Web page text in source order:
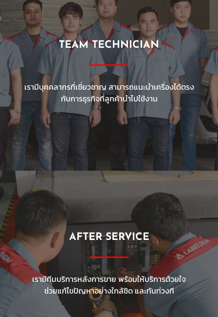
TEAM TECHNICIAN
เรามีบุคคลากรที่เชี่ยวชาญ สามารถแนะนำเครื่องได้ตรง
กับการธุรกิจที่ลูกค้านำไปใช้งาน
AFTER SERVICE
เรามีทีมบริการหลังการขาย พร้อมให้บริการด้วยใจ
ช่วยแก้ไขปัญหาอย่างใกล้ชิด และทันท่วงที